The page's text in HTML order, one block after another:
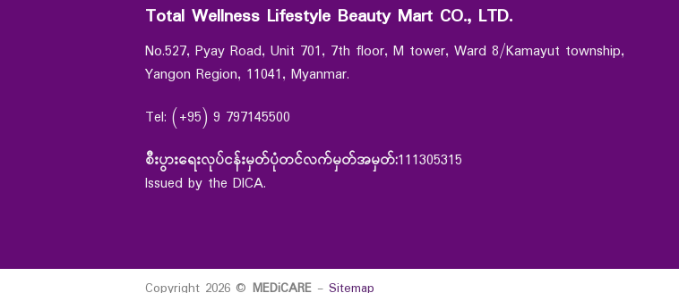
Total Wellness Lifestyle Beauty Mart CO., LTD.
No.527, Pyay Road, Unit 701, 7th floor, M tower, Ward 8/Kamayut township,
Yangon Region, 11041, Myanmar.
Tel: (+95) 9 797145500
စီးပွားရေးလုပ်ငန်းမှတ်ပုံတင်လက်မှတ်အမှတ်:111305315
Issued by the DICA.
Copyright 2026 © MEDiCARE - Sitemap